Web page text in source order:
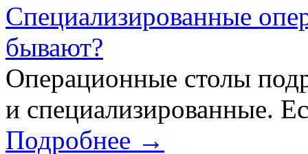
Специализированные
бывают?
Операционные столы
и специализированные.
Подробнее →